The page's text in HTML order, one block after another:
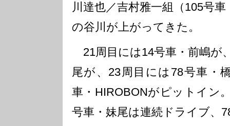
川達也／吉村雅一組（105号
の谷川が上がってきた。
21周目には14号車・前嶋が
尾が、23周目には78号車・
車・HIROBONがピットイン
号車・妹尾は連続ドライブ、